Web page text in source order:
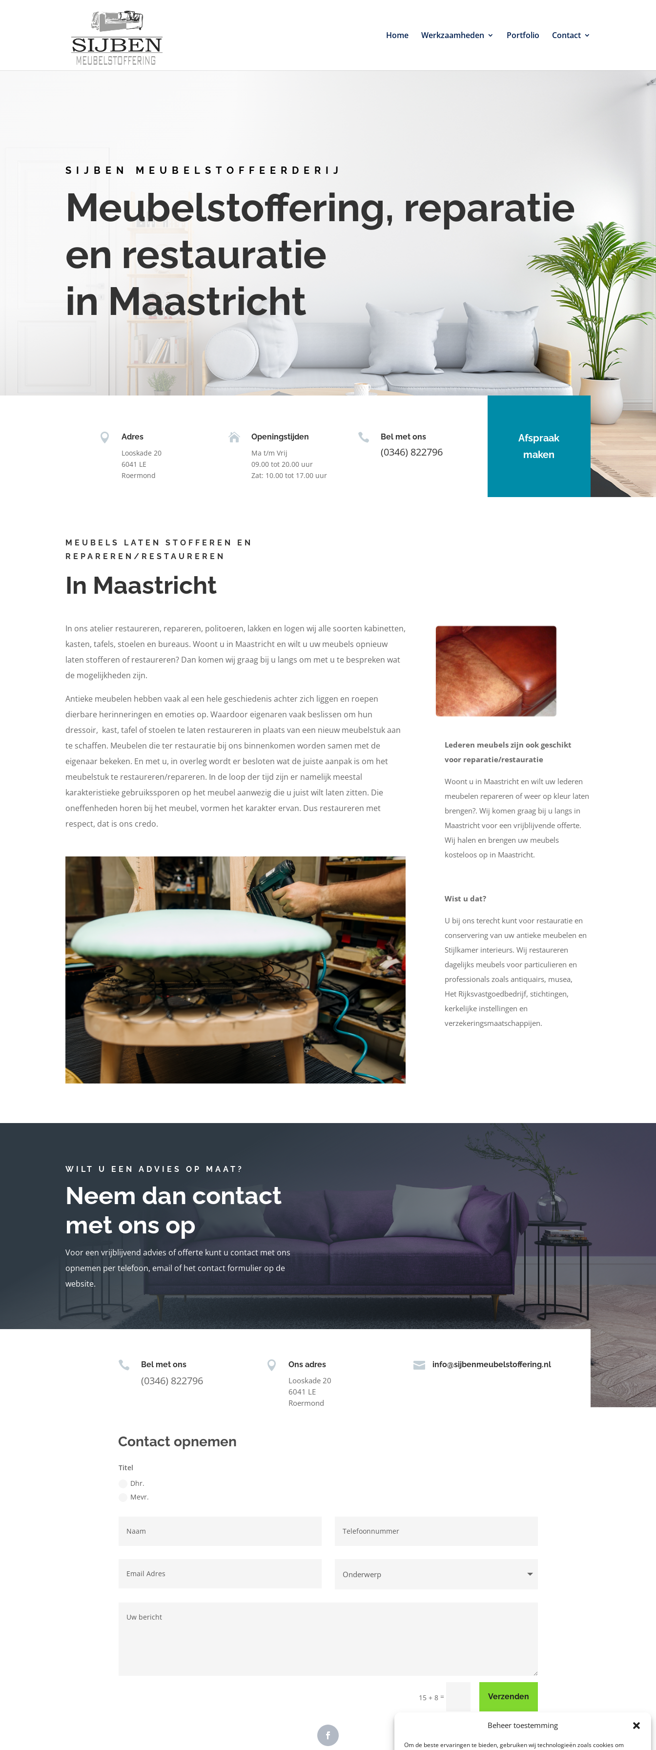
Beheer toestemming
Om de beste ervaringen te bieden, gebruiken wij technologieën zoals cookies om
Home Werkzaamheden Portfolio Contact
SIJBEN MEUBELSTOFFEERDERIJ
Meubelstoffering, reparatie
en restauratie
in Maastricht

Adres
Looskade 20
6041 LE
Roermond

Openingstijden
Ma t/m Vrij
09.00 tot 20.00 uur
Zat: 10.00 tot 17.00 uur
 Bel met ons
(0346) 822796
Afspraak
maken
MEUBELS LATEN STOFFEREN EN
REPAREREN/RESTAUREREN
In Maastricht
In ons atelier restaureren, repareren, politoeren, lakken en logen wij alle soorten kabinetten,
kasten, tafels, stoelen en bureaus. Woont u in Maastricht en wilt u uw meubels opnieuw
laten stofferen of restaureren? Dan komen wij graag bij u langs om met u te bespreken wat
de mogelijkheden zijn.
Antieke meubelen hebben vaak al een hele geschiedenis achter zich liggen en roepen
dierbare herinneringen en emoties op. Waardoor eigenaren vaak beslissen om hun
dressoir, kast, tafel of stoelen te laten restaureren in plaats van een nieuw meubelstuk aan
te schaffen. Meubelen die ter restauratie bij ons binnenkomen worden samen met de
eigenaar bekeken. En met u, in overleg wordt er besloten wat de juiste aanpak is om het
meubelstuk te restaureren/repareren. In de loop der tijd zijn er namelijk meestal
karakteristieke gebruikssporen op het meubel aanwezig die u juist wilt laten zitten. Die
oneffenheden horen bij het meubel, vormen het karakter ervan. Dus restaureren met
respect, dat is ons credo.
Lederen meubels zijn ook geschikt
voor reparatie/restauratie
Woont u in Maastricht en wilt uw lederen
meubelen repareren of weer op kleur laten
brengen?. Wij komen graag bij u langs in
Maastricht voor een vrijblijvende offerte.
Wij halen en brengen uw meubels
kosteloos op in Maastricht.
Wist u dat?
U bij ons terecht kunt voor restauratie en
conservering van uw antieke meubelen en
Stijlkamer interieurs. Wij restaureren
dagelijks meubels voor particulieren en
professionals zoals antiquairs, musea,
Het Rijksvastgoedbedrijf, stichtingen,
kerkelijke instellingen en
verzekeringsmaatschappijen.
WILT U EEN ADVIES OP MAAT?
Neem dan contact
met ons op
Voor een vrijblijvend advies of offerte kunt u contact met ons
opnemen per telefoon, email of het contact formulier op de
website.
 Bel met ons
(0346) 822796
 Ons adres
Looskade 20
6041 LE
Roermond
 info@sijbenmeubelstoffering.nl
Contact opnemen
Titel
Dhr.
Mevr.
15 + 8 = Verzenden